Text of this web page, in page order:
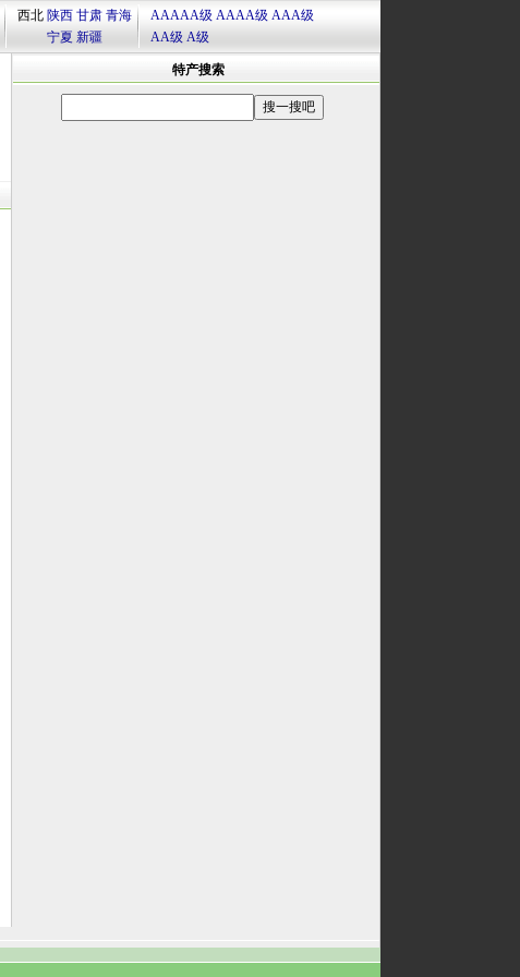
西北 陕西 甘肃 青海
宁夏 新疆
AAAAA级 AAAA级 AAA级
AA级 A级
特产搜索